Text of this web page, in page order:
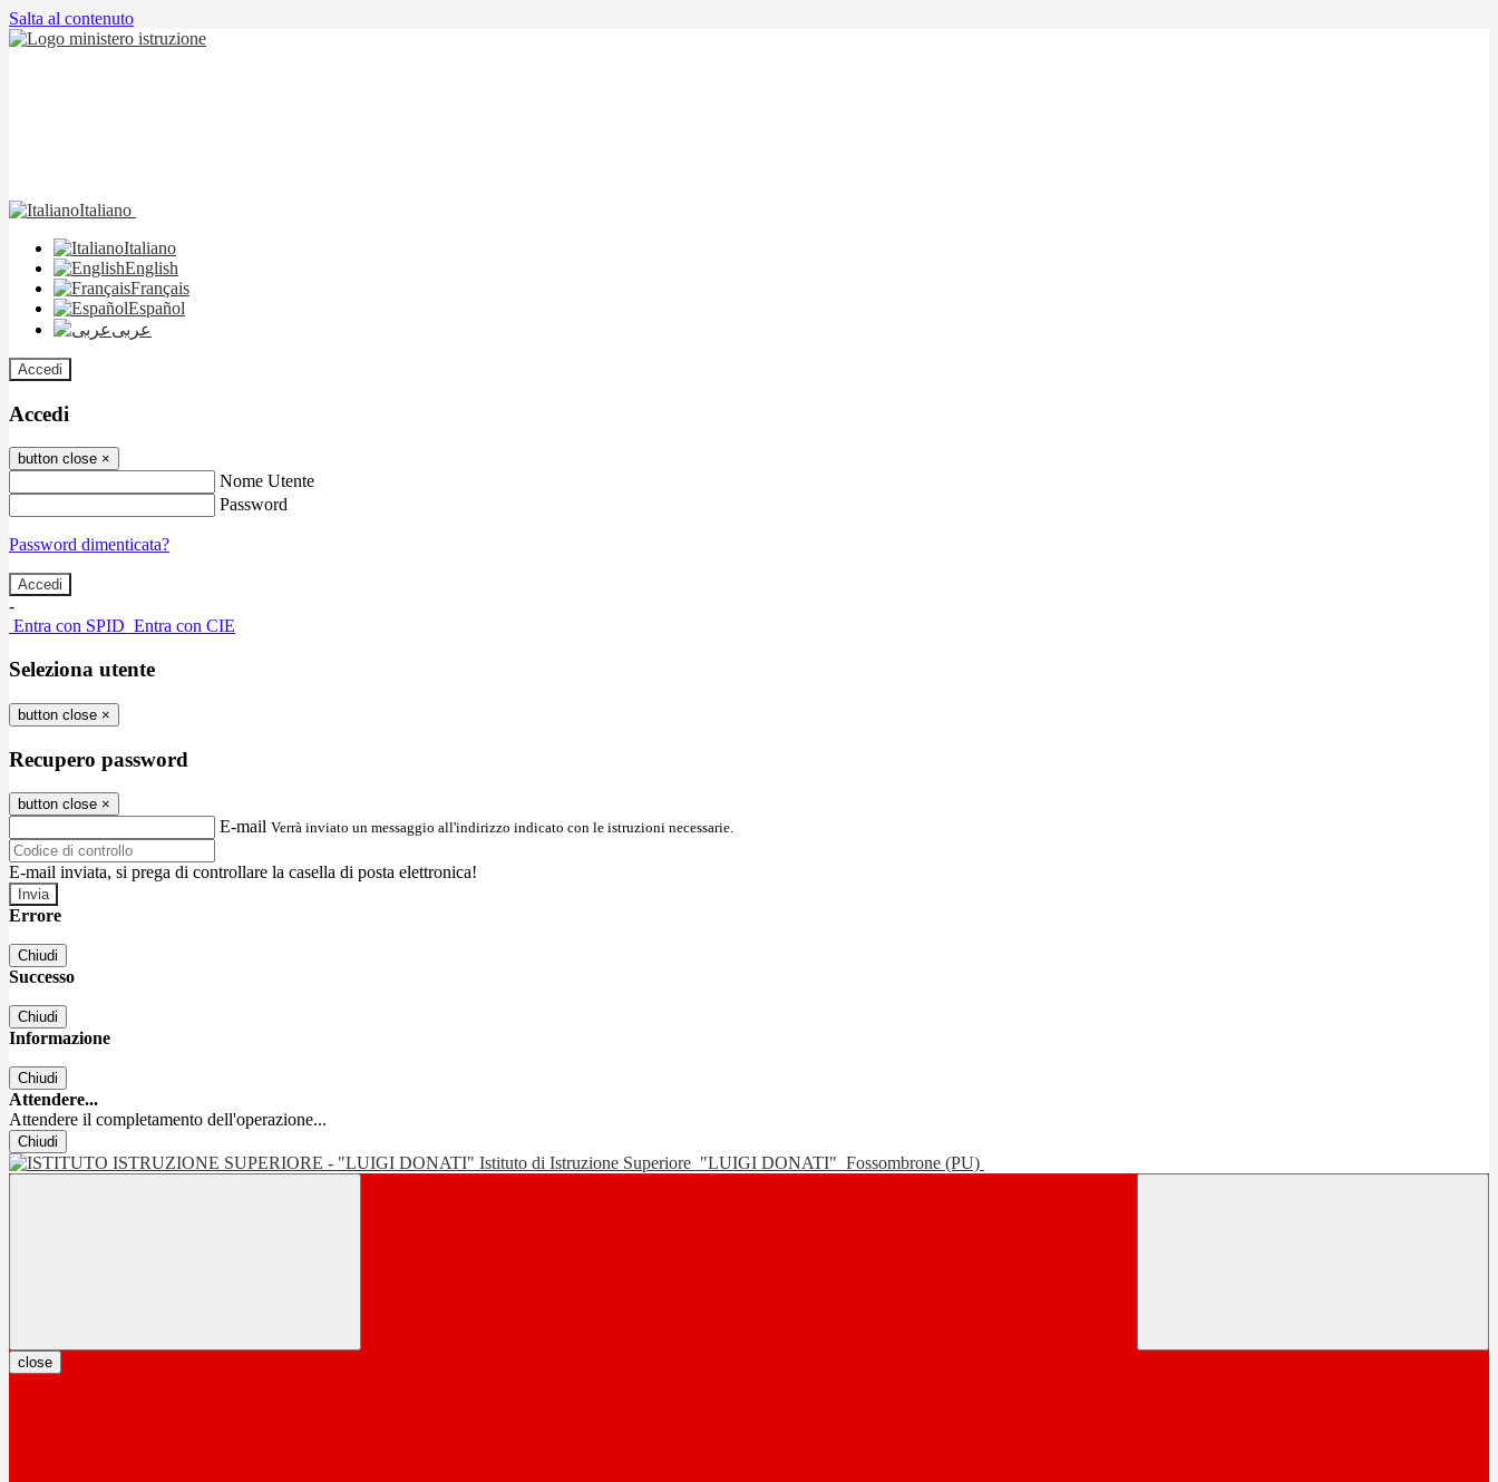
Salta al contenuto
Italiano
Italiano
English
Français
Español
عربى
Accedi
Accedi
button close ×
Nome Utente
Password
Password dimenticata?
-
Entra con SPID Entra con CIE
Seleziona utente
button close ×
Recupero password
button close ×
E-mail Verrà inviato un messaggio all'indirizzo indicato con le istruzioni necessarie.
E-mail inviata, si prega di controllare la casella di posta elettronica!
Errore
Chiudi
Successo
Chiudi
Informazione
Chiudi
Attendere...
Attendere il completamento dell'operazione...
Chiudi
Istituto di Istruzione Superiore "LUIGI DONATI" Fossombrone (PU)
close